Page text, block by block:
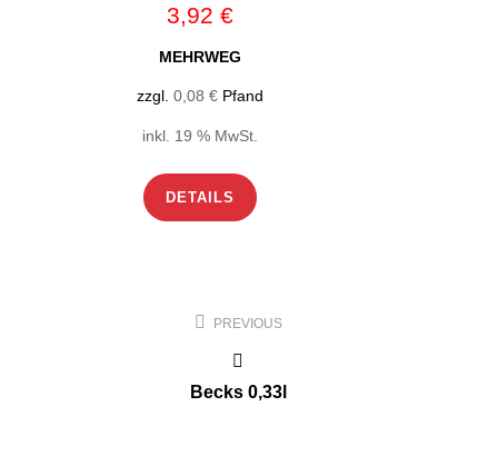
3,92 €
MEHRWEG
zzgl. 0,08 € Pfand
inkl. 19 % MwSt.
DETAILS
Beitragsnavigation
PREVIOUS
Becks 0,33l